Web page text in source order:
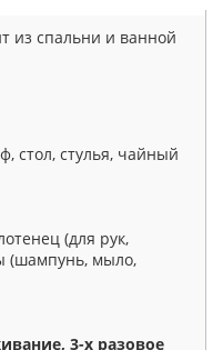
из спальни и ванной
стол, стулья, чайный
(для рук,
(шампунь, мыло,
3-х разовое